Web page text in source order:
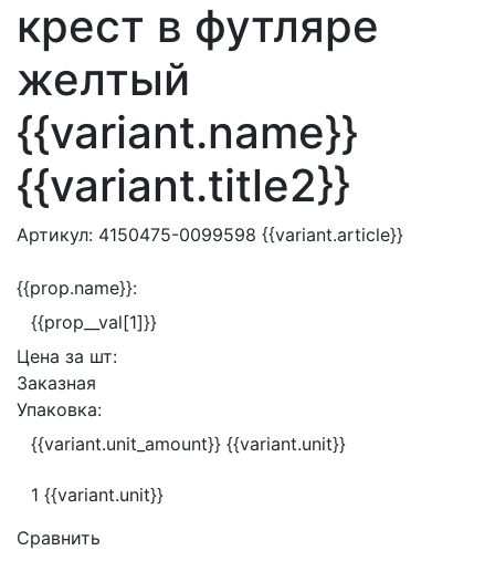
крест в футляре
желтый
{{variant.name}}
{{variant.title2}}
Артикул: 4150475-0099598 {{variant.article}}
{{prop.name}}:
{{prop__val[1]}}
Цена за шт:
Заказная
Упаковка:
{{variant.unit_amount}} {{variant.unit}}
1 {{variant.unit}}
Сравнить